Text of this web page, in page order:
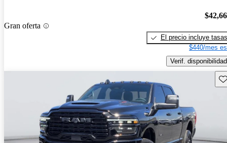
Gran oferta
El precio incluye tasas
$440/mes
Verif. disponibilidad